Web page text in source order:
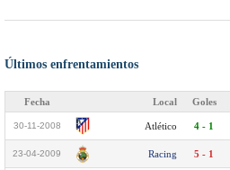
Últimos enfrentamientos
Fecha Local Goles
30-11-2008 Atlético 4 - 1
23-04-2009 Racing 5 - 1